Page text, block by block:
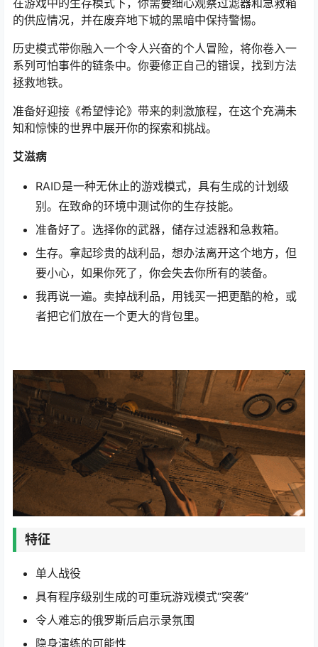
在游戏中的生存模式下，你需要细心观察过滤器和急救箱
的供应情况，并在废弃地下城的黑暗中保持警惕。
历史模式带你融入一个令人兴奋的个人冒险，将你卷入一
系列可怕事件的链条中。你要修正自己的错误，找到方法
拯救地铁。
准备好迎接《希望悖论》带来的刺激旅程，在这个充满未
知和惊悚的世界中展开你的探索和挑战。
艾滋病
RAID是一种无休止的游戏模式，具有生成的计划级
别。在致命的环境中测试你的生存技能。
准备好了。选择你的武器，储存过滤器和急救箱。
生存。拿起珍贵的战利品，想办法离开这个地方，但
要小心，如果你死了，你会失去你所有的装备。
我再说一遍。卖掉战利品，用钱买一把更酷的枪，或
者把它们放在一个更大的背包里。
特征
单人战役
具有程序级别生成的可重玩游戏模式“突袭”
令人难忘的俄罗斯后启示录氛围
隐身演练的可能性